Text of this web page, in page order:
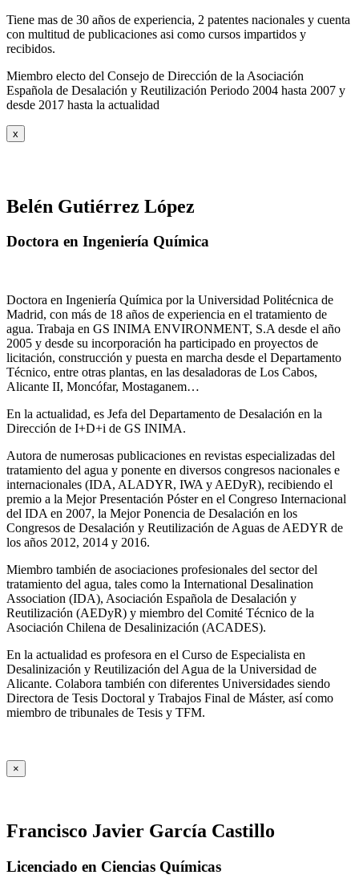
Tiene mas de 30 años de experiencia, 2 patentes nacionales y cuenta
con multitud de publicaciones asi como cursos impartidos y
recibidos.
Miembro electo del Consejo de Dirección de la Asociación
Española de Desalación y Reutilización Periodo 2004 hasta 2007 y
desde 2017 hasta la actualidad
x
Belén Gutiérrez López
Doctora en Ingeniería Química
Doctora en Ingeniería Química por la Universidad Politécnica de
Madrid, con más de 18 años de experiencia en el tratamiento de
agua. Trabaja en GS INIMA ENVIRONMENT, S.A desde el año
2005 y desde su incorporación ha participado en proyectos de
licitación, construcción y puesta en marcha desde el Departamento
Técnico, entre otras plantas, en las desaladoras de Los Cabos,
Alicante II, Moncófar, Mostaganem…
En la actualidad, es Jefa del Departamento de Desalación en la
Dirección de I+D+i de GS INIMA.
Autora de numerosas publicaciones en revistas especializadas del
tratamiento del agua y ponente en diversos congresos nacionales e
internacionales (IDA, ALADYR, IWA y AEDyR), recibiendo el
premio a la Mejor Presentación Póster en el Congreso Internacional
del IDA en 2007, la Mejor Ponencia de Desalación en los
Congresos de Desalación y Reutilización de Aguas de AEDYR de
los años 2012, 2014 y 2016.
Miembro también de asociaciones profesionales del sector del
tratamiento del agua, tales como la International Desalination
Association (IDA), Asociación Española de Desalación y
Reutilización (AEDyR) y miembro del Comité Técnico de la
Asociación Chilena de Desalinización (ACADES).
En la actualidad es profesora en el Curso de Especialista en
Desalinización y Reutilización del Agua de la Universidad de
Alicante. Colabora también con diferentes Universidades siendo
Directora de Tesis Doctoral y Trabajos Final de Máster, así como
miembro de tribunales de Tesis y TFM.
×
Francisco Javier García Castillo
Licenciado en Ciencias Químicas